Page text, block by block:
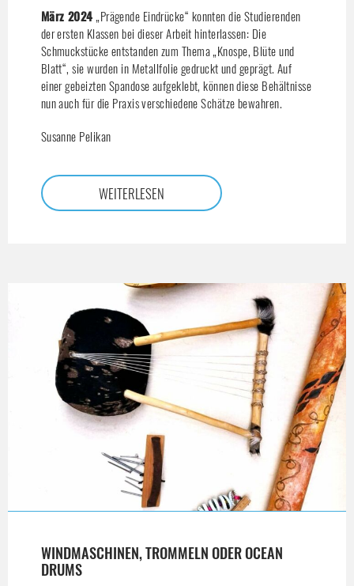
März 2024„Prägende Eindrücke“ konnten die Studierenden
der ersten Klassen bei dieser Arbeit hinterlassen: Die
Schmuckstücke entstanden zum Thema „Knospe, Blüte und
Blatt“, sie wurden in Metallfolie gedruckt und geprägt. Auf
einer gebeizten Spandose aufgeklebt, können diese Behältnisse
nun auch für die Praxis verschiedene Schätze bewahren.
Susanne Pelikan
WEITERLESEN
WINDMASCHINEN, TROMMELN ODER OCEAN
DRUMS